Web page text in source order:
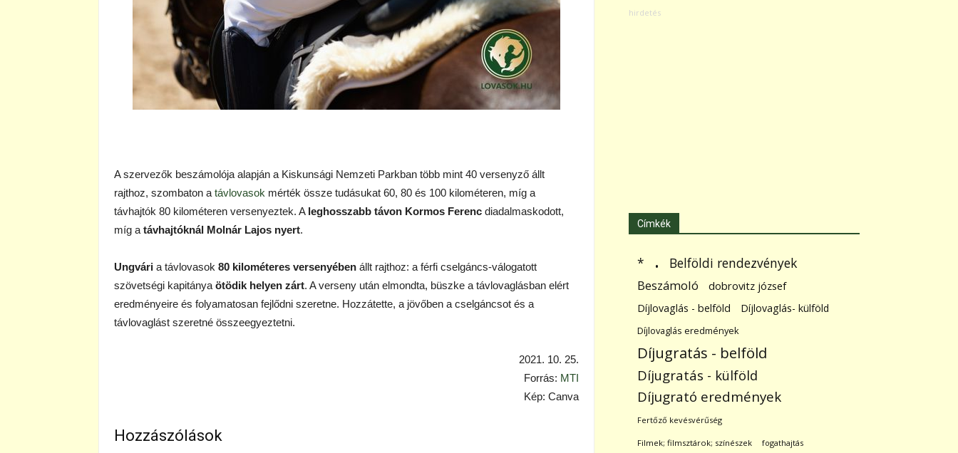
A szervezők beszámolója alapján a Kiskunsági Nemzeti Parkban több mint 40 versenyző állt
rajthoz, szombaton a távlovasok mérték össze tudásukat 60, 80 és 100 kilométeren, míg a
távhajtók 80 kilométeren versenyeztek. A leghosszabb távon Kormos Ferenc diadalmaskodott,
míg a távhajtóknál Molnár Lajos nyert.
Ungvári a távlovasok 80 kilométeres versenyében állt rajthoz: a férfi cselgáncs-válogatott
szövetségi kapitánya ötödik helyen zárt. A verseny után elmondta, büszke a távlovaglásban elért
eredményeire és folyamatosan fejlődni szeretne. Hozzátette, a jövőben a cselgáncsot és a
távlovaglást szeretné összeegyeztetni.
2021. 10. 25.
Forrás: MTI
Kép: Canva
Hozzászólások
Címkék
* . Belföldi rendezvények
Beszámoló dobrovitz józsef
Díjlovaglás - belföld Díjlovaglás- külföld
Díjlovaglás eredmények
Díjugratás - belföld
Díjugratás - külföld
Díjugrató eredmények
Fertőző kevésvérűség
Filmek; filmsztárok; színészek fogathajtás